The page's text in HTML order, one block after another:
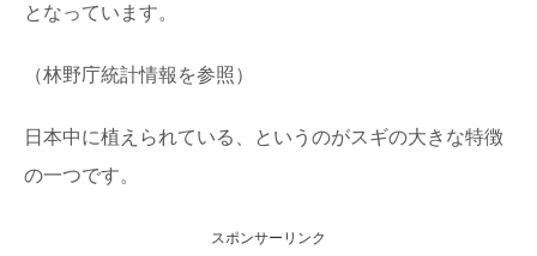
となっています。
（林野庁統計情報を参照）
日本中に植えられている、というのがスギの大きな特徴
の一つです。
スポンサーリンク